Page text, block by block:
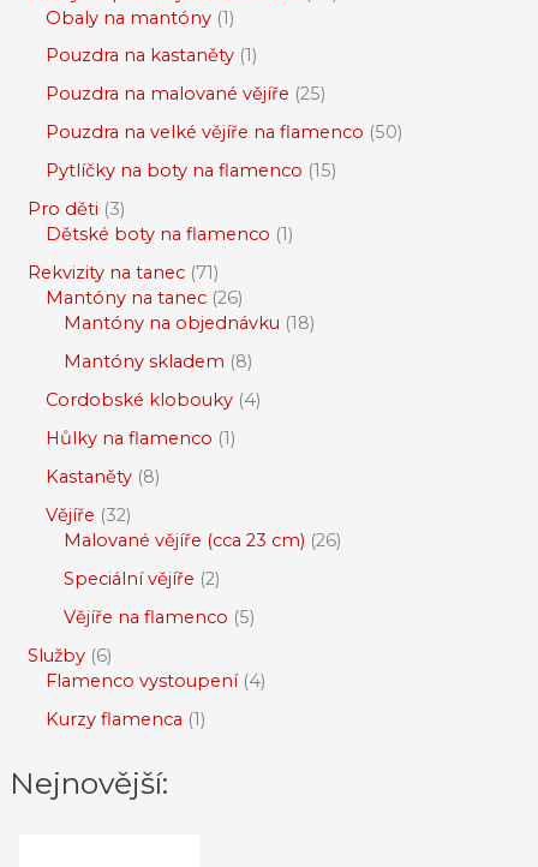
Obaly na mantóny 1
Pouzdra na kastaněty 1
Pouzdra na malované vějíře 25
Pouzdra na velké vějíře na flamenco 50
Pytlíčky na boty na flamenco 15
Pro děti 3
Dětské boty na flamenco 1
Rekvizity na tanec 71
Mantóny na tanec 26
Mantóny na objednávku 18
Mantóny skladem 8
Cordobské klobouky 4
Hůlky na flamenco 1
Kastaněty 8
Vějíře 32
Malované vějíře (cca 23 cm) 26
Speciální vějíře 2
Vějíře na flamenco 5
Služby 6
Flamenco vystoupení 4
Kurzy flamenca 1
Nejnovější: